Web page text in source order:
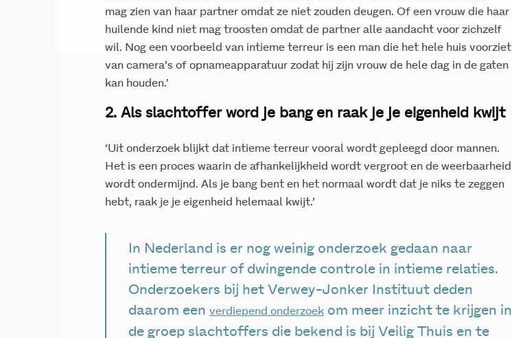
mag zien van haar partner omdat ze niet zouden deugen. Of een vrouw die haar
huilende kind niet mag troosten omdat de partner alle aandacht voor zichzelf
wil. Nog een voorbeeld van intieme terreur is een man die het hele huis voorziet
van camera’s of opnameapparatuur zodat hij zijn vrouw de hele dag in de gaten
kan houden.’
2. Als slachtoffer word je bang en raak je je eigenheid kwijt
‘Uit onderzoek blijkt dat intieme terreur vooral wordt gepleegd door mannen.
Het is een proces waarin de afhankelijkheid wordt vergroot en de weerbaarheid
wordt ondermijnd. Als je bang bent en het normaal wordt dat je niks te zeggen
hebt, raak je je eigenheid helemaal kwijt.’
In Nederland is er nog weinig onderzoek gedaan naar
intieme terreur of dwingende controle in intieme relaties.
Onderzoekers bij het Verwey-Jonker Instituut deden
daarom een verdiepend onderzoek om meer inzicht te krijgen in
de groep slachtoffers die bekend is bij Veilig Thuis en te